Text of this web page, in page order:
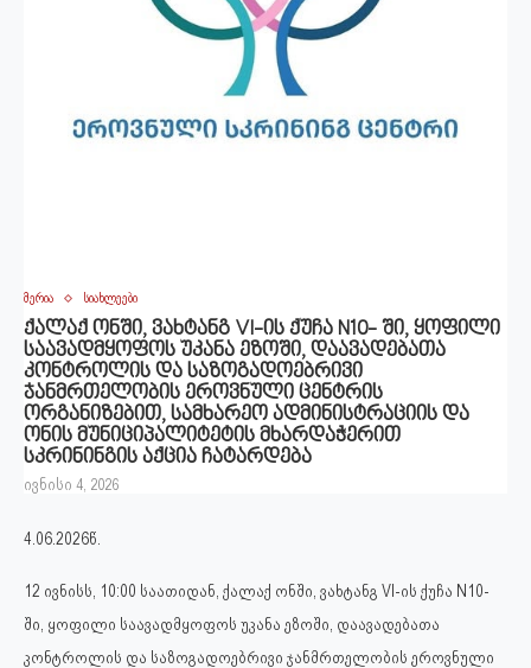
მერია სიახლეები
ქალაქ ონში, ვახტანგ VI-ის ქუჩა N10- ში, ყოფილი
საავადმყოფოს უკანა ეზოში, დაავადებათა
კონტროლის და საზოგადოებრივი
ჯანმრთელობის ეროვნული ცენტრის
ორგანიზებით, სამხარეო ადმინისტრაციის და
ონის მუნიციპალიტეტის მხარდაჭერით
სკრინინგის აქცია ჩატარდება
ივნისი 4, 2026
4.06.2026წ.
12 ივნისს, 10:00 საათიდან, ქალაქ ონში, ვახტანგ VI-ის ქუჩა N10-
ში, ყოფილი საავადმყოფოს უკანა ეზოში, დაავადებათა
კონტროლის და საზოგადოებრივი ჯანმრთელობის ეროვნული